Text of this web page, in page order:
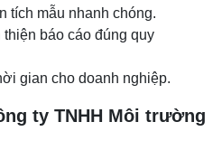
tích mẫu nhanh chóng.
báo cáo đúng quy
gian cho doanh nghiệp.
ty TNHH Môi trường